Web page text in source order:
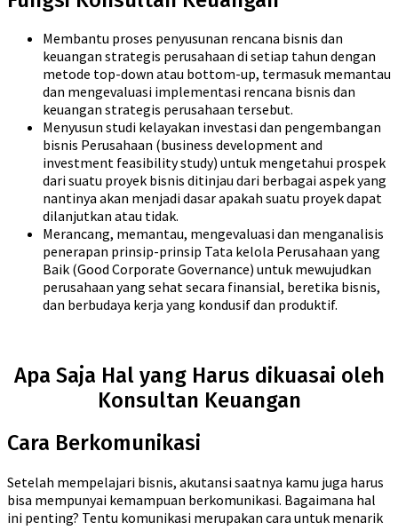
Membantu proses penyusunan rencana bisnis dan
keuangan strategis perusahaan di setiap tahun dengan
metode top-down atau bottom-up, termasuk memantau
dan mengevaluasi implementasi rencana bisnis dan
keuangan strategis perusahaan tersebut.
Menyusun studi kelayakan investasi dan pengembangan
bisnis Perusahaan (business development and
investment feasibility study) untuk mengetahui prospek
dari suatu proyek bisnis ditinjau dari berbagai aspek yang
nantinya akan menjadi dasar apakah suatu proyek dapat
dilanjutkan atau tidak.
Merancang, memantau, mengevaluasi dan menganalisis
penerapan prinsip-prinsip Tata kelola Perusahaan yang
Baik (Good Corporate Governance) untuk mewujudkan
perusahaan yang sehat secara finansial, beretika bisnis,
dan berbudaya kerja yang kondusif dan produktif.
Apa Saja Hal yang Harus dikuasai oleh
Konsultan Keuangan
Cara Berkomunikasi
Setelah mempelajari bisnis, akutansi saatnya kamu juga harus
bisa mempunyai kemampuan berkomunikasi. Bagaimana hal
ini penting? Tentu komunikasi merupakan cara untuk menarik